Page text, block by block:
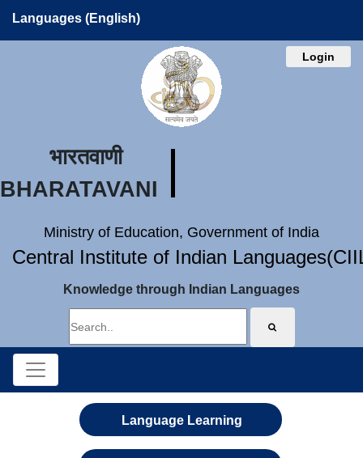
Languages (English)
Login
भारतवाणी
BHARATAVANI
Ministry of Education, Government of India
Central Institute of Indian
Knowledge through Indian Languages
Language Learning